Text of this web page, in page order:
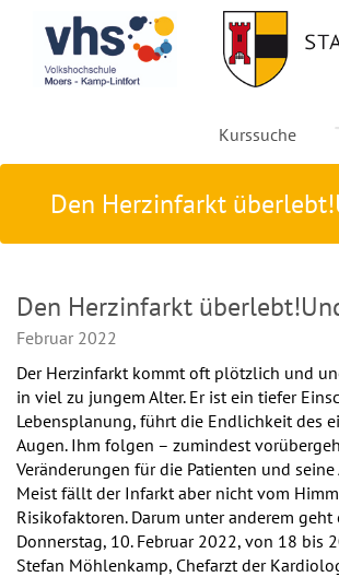
Kurssuche
Den Herzinfarkt
Den Herzinfarkt
Februar 2022
Der Herzinfarkt kommt oft plötzlich und
in viel zu jungem Alter. Er ist ein tiefer
Lebensplanung, führt die Endlichkeit des
Augen. Ihm folgen – zumindest
Veränderungen für die Patienten und seine
Meist fällt der Infarkt aber nicht vom
Risikofaktoren. Darum unter anderem geht
Donnerstag, 10. Februar 2022, von 18 bis
Stefan Möhlenkamp, Chefarzt der